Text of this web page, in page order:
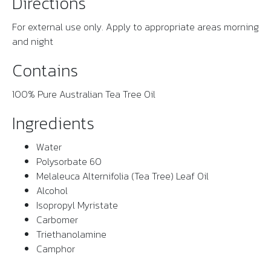
For external use only. Apply to appropriate areas morning
and night
Contains
100% Pure Australian Tea Tree Oil
Ingredients
Water
Polysorbate 60
Melaleuca Alternifolia (Tea Tree) Leaf Oil
Alcohol
Isopropyl Myristate
Carbomer
Triethanolamine
Camphor